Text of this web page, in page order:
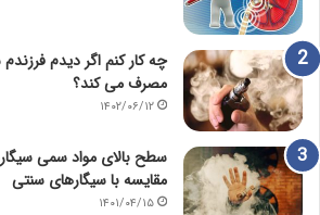
چه کار کنم اگر دیدم
مصرف می کند؟
۱۴۰۲/۰۶/۱۲
سطح بالای مواد سمی
مقایسه با سیگارهای سنتی
۱۴۰۱/۰۴/۱۵